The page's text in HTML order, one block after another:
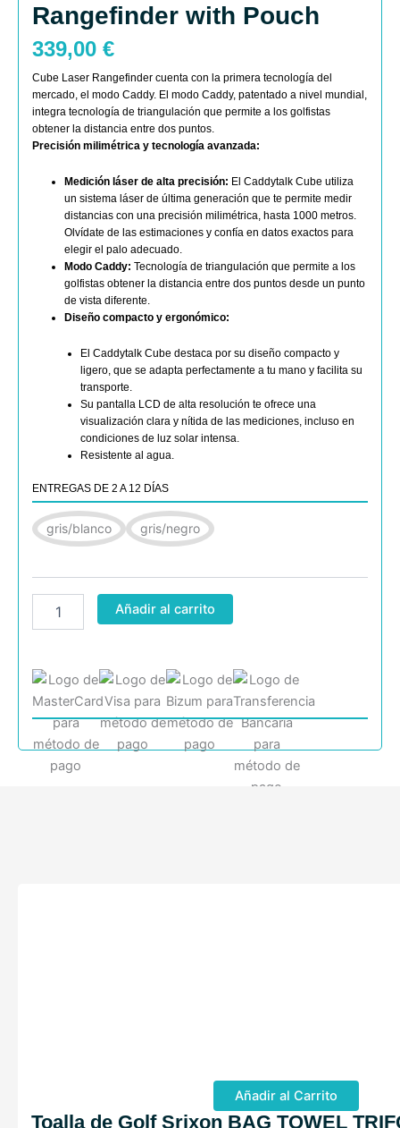
Rangefinder with Pouch
339,00 €
Cube Laser Rangefinder cuenta con la primera tecnología del
mercado, el modo Caddy. El modo Caddy, patentado a nivel mundial,
integra tecnología de triangulación que permite a los golfistas
obtener la distancia entre dos puntos.
Precisión milimétrica y tecnología avanzada:
Medición láser de alta precisión: El Caddytalk Cube utiliza
un sistema láser de última generación que te permite medir
distancias con una precisión milimétrica, hasta 1000 metros.
Olvídate de las estimaciones y confía en datos exactos para
elegir el palo adecuado.
Modo Caddy: Tecnología de triangulación que permite a los
golfistas obtener la distancia entre dos puntos desde un punto
de vista diferente.
Diseño compacto y ergonómico:
El Caddytalk Cube destaca por su diseño compacto y
ligero, que se adapta perfectamente a tu mano y facilita su
transporte.
Su pantalla LCD de alta resolución te ofrece una
visualización clara y nítida de las mediciones, incluso en
condiciones de luz solar intensa.
Resistente al agua.
ENTREGAS DE 2 A 12 DÍAS
gris/blanco gris/negro
Caddytalk
Cube
Laser
Pouch
cantidad
Añadir al carrito
Añadir al Carrito
Toalla de Golf Srixon BAG TOWEL